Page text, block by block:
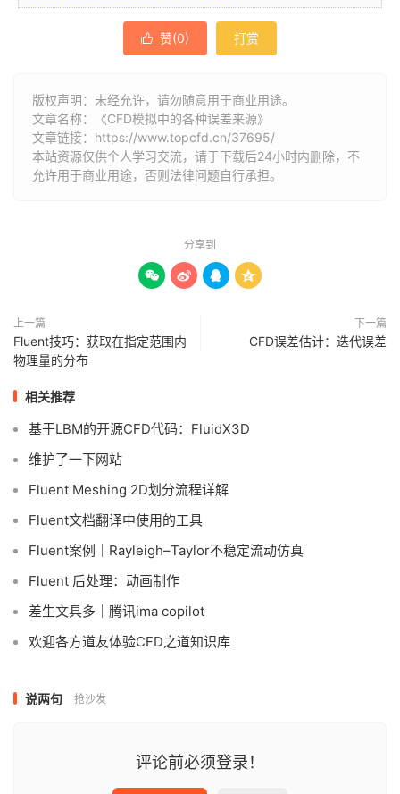
 赞(0) 打赏
版权声明：未经允许，请勿随意用于商业用途。
文章名称：《CFD模拟中的各种误差来源》
文章链接： https://www.topcfd.cn/37695/
本站资源仅供个人学习交流，请于下载后24小时内删除，不
允许用于商业用途，否则法律问题自行承担。
分享到
   
上一篇
Fluent技巧：获取在指定范围内
物理量的分布
下一篇
CFD误差估计：迭代误差
相关推荐
基于LBM的开源CFD代码：FluidX3D
维护了一下网站
Fluent Meshing 2D划分流程详解
Fluent文档翻译中使用的工具
Fluent案例｜Rayleigh–Taylor不稳定流动仿真
Fluent 后处理：动画制作
差生文具多｜腾讯ima copilot
欢迎各方道友体验CFD之道知识库
说两句 抢沙发
评论前必须登录！